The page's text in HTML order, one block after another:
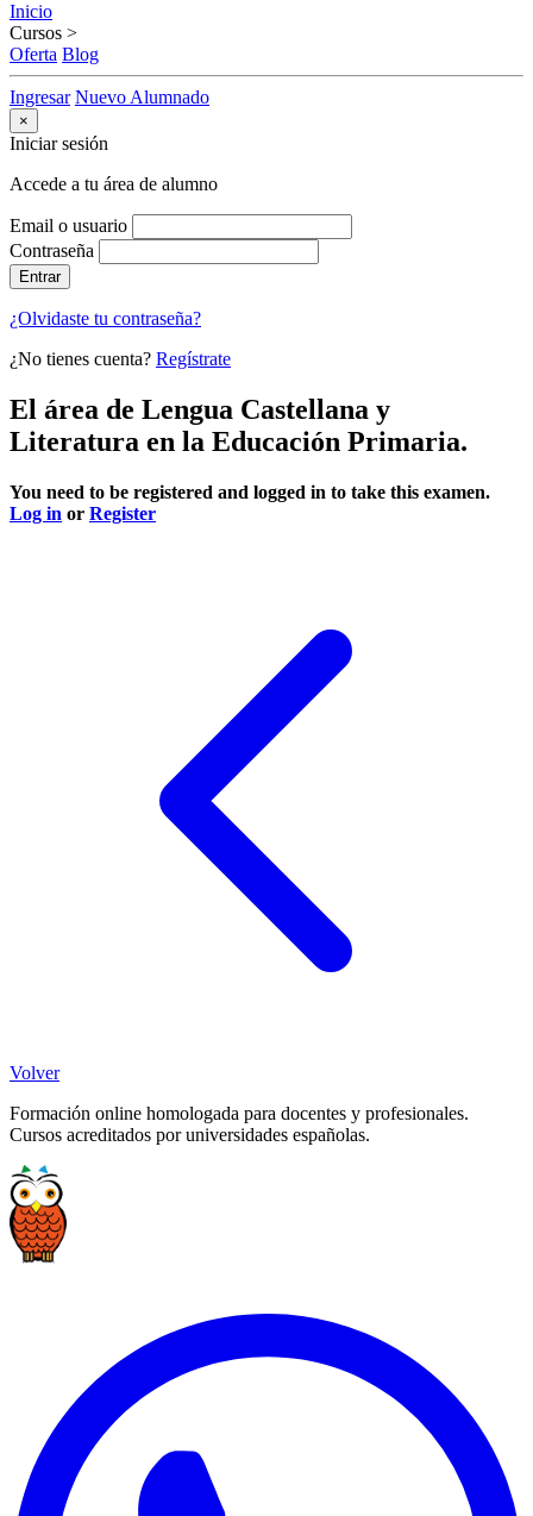
Inicio
Cursos >
Oferta Blog
Ingresar Nuevo Alumnado
×
Iniciar sesión
Accede a tu área de alumno
Email o usuario
Contraseña
Entrar
¿Olvidaste tu contraseña?
¿No tienes cuenta? Regístrate
El área de Lengua Castellana y
Literatura en la Educación Primaria.
You need to be registered and logged in to take this examen.
Log in or Register
Volver
Formación online homologada para docentes y profesionales.
Cursos acreditados por universidades españolas.